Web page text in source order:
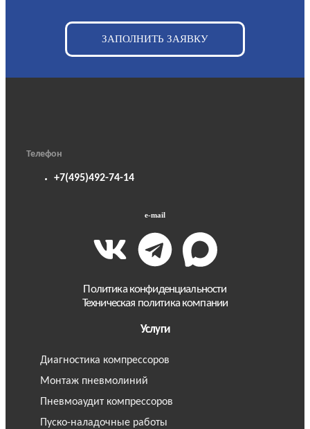
ЗАПОЛНИТЬ ЗАЯВКУ
Телефон
+7(495)492-74-14
e-mail
Политика конфиденциальности
Техническая политика компании
Услуги
Диагностика компрессоров
Монтаж пневмолиний
Пневмоаудит компрессоров
Пуско-наладочные работы